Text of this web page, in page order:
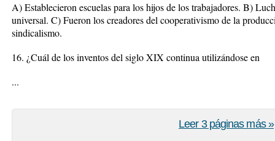
A) Establecieron escuelas para los hijos de los trabajadores. B)
universal. C) Fueron los creadores del cooperativismo de la
sindicalismo.
16. ¿Cuál de los inventos del siglo XIX continua utilizándose en
...
Leer 3 páginas más »